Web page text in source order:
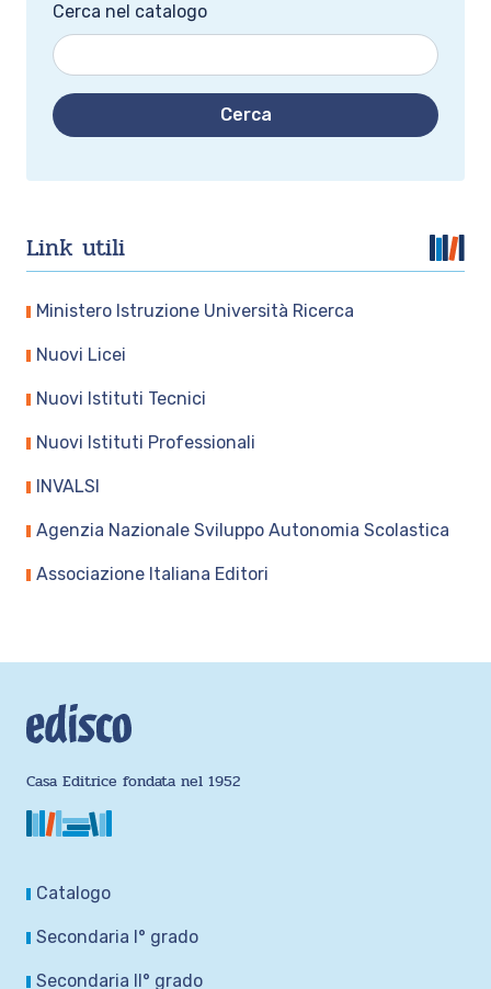
Cerca nel catalogo
Cerca
Link utili
Ministero Istruzione Università Ricerca
Nuovi Licei
Nuovi Istituti Tecnici
Nuovi Istituti Professionali
INVALSI
Agenzia Nazionale Sviluppo Autonomia Scolastica
Associazione Italiana Editori
Casa Editrice fondata nel 1952
Catalogo
Secondaria I° grado
Secondaria II° grado